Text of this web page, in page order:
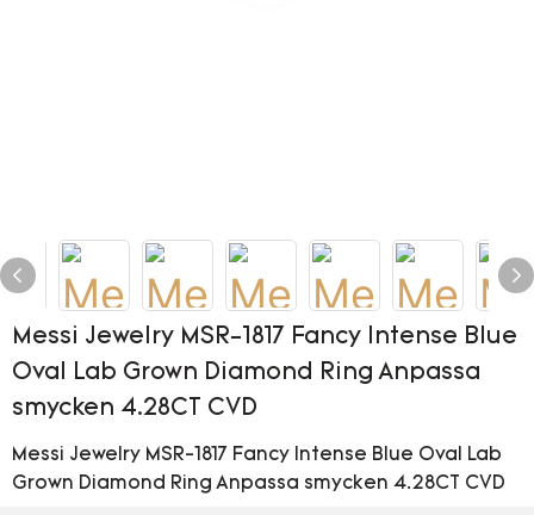
Messi Jewelry MSR-1817 Fancy Intense Blue
Oval Lab Grown Diamond Ring Anpassa
smycken 4.28CT CVD
Messi Jewelry MSR-1817 Fancy Intense Blue Oval Lab
Grown Diamond Ring Anpassa smycken 4.28CT CVD